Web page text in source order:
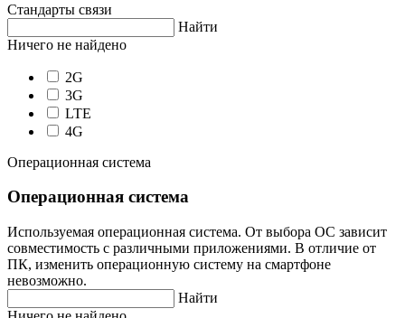
Стандарты связи
Найти
Ничего не найдено
2G
3G
LTE
4G
Операционная система
Операционная система
Используемая операционная система. От выбора ОС зависит
совместимость с различными приложениями. В отличие от
ПК, изменить операционную систему на смартфоне
невозможно.
Найти